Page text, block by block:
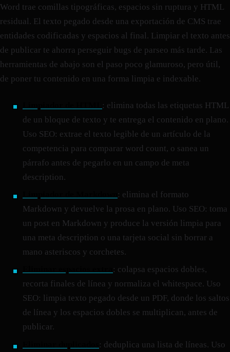
Word trae comillas tipográficas, espacios sin ruptura y HTML
residual. El texto pegado desde una exportación de CMS trae
entidades codificadas y espacios al final. Limpiar el texto antes
de publicar te ahorra perseguir bugs de parseo más tarde. Las
herramientas de abajo son el paso poco glamuroso, pero útil,
de poner tu contenido en una forma limpia e indexable.
: elimina todas las etiquetas HTML
de un bloque de texto y te entrega el contenido en plano.
Uso SEO: extrae el texto legible de un artículo de la
competencia para comparar word count, o sanea un
párrafo antes de pegarlo en un campo de meta
description.
: elimina el formato
Markdown y devuelve la prosa en plano. Uso SEO: toma
un post en Markdown y produce la versión limpia para
una meta description o una tarjeta social sin borrar a
mano asteriscos y corchetes.
: colapsa espacios dobles,
recorta finales de línea y normaliza el whitespace. Uso
SEO: limpia texto pegado desde un PDF, donde los saltos
de línea y los espacios dobles se multiplican, antes de
publicar.
: deduplica una lista de líneas. Uso